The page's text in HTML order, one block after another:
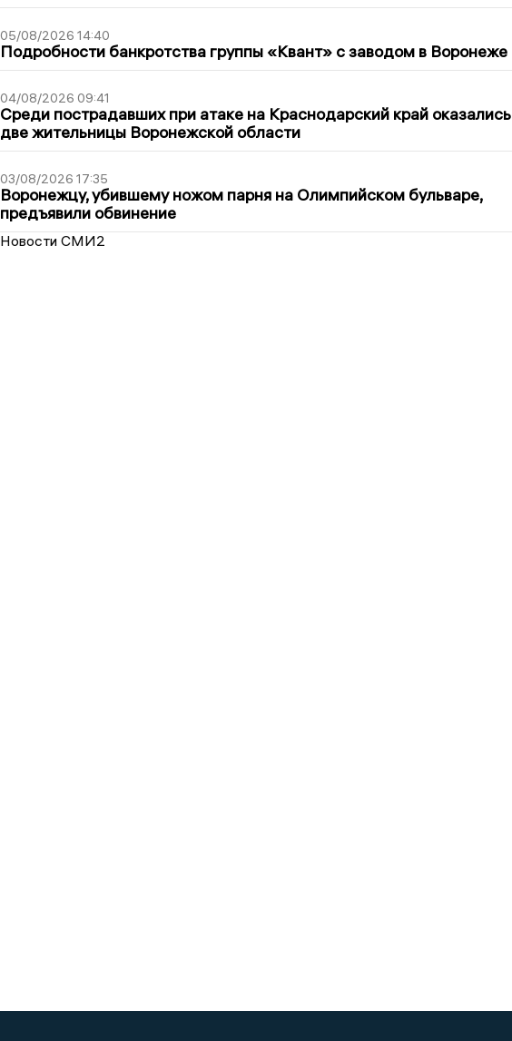
05/08/2026 14:40
Подробности банкротства группы «Квант» с заводом в Воронеже
04/08/2026 09:41
Среди пострадавших при атаке на Краснодарский край оказались
две жительницы Воронежской области
03/08/2026 17:35
Воронежцу, убившему ножом парня на Олимпийском бульваре,
предъявили обвинение
Новости СМИ2